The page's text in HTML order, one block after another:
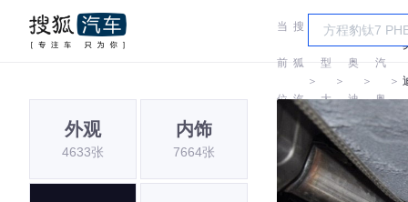
当
前
位
置:
搜
狐
汽
车
＞
车
型
大
全
＞
奥
迪
＞
一
汽
奥
迪
＞
外观
4633张
内饰
7664张